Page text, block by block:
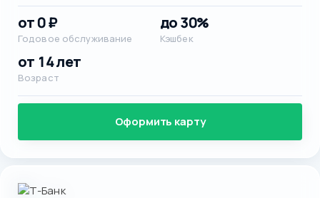
от 0 ₽
Годовое обслуживание
до 30%
Кэшбек
от 14 лет
Возраст
Оформить карту